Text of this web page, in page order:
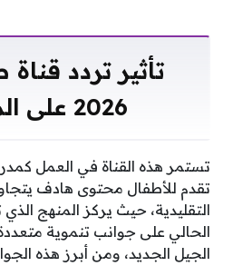
تأثير تردد قناة
2026 على المحتوى
تستمر هذه القناة في العمل
تقدم للأطفال محتوى هادف
التقليدية، حيث يركز المنهج الذي
الحالي على جوانب تنموية
الجيل الجديد، ومن أبرز هذه